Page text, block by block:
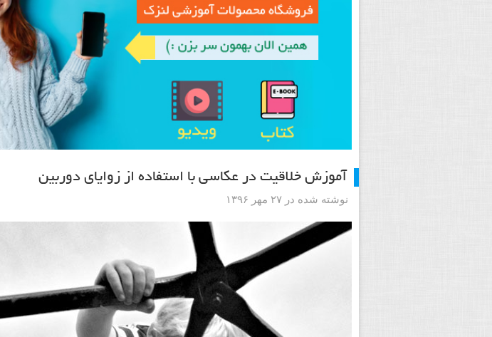
آموزش خلاقیت در عکاسی با استفاده از زوایای دوربین
نوشته شده در ۲۷ مهر ۱۳۹۶